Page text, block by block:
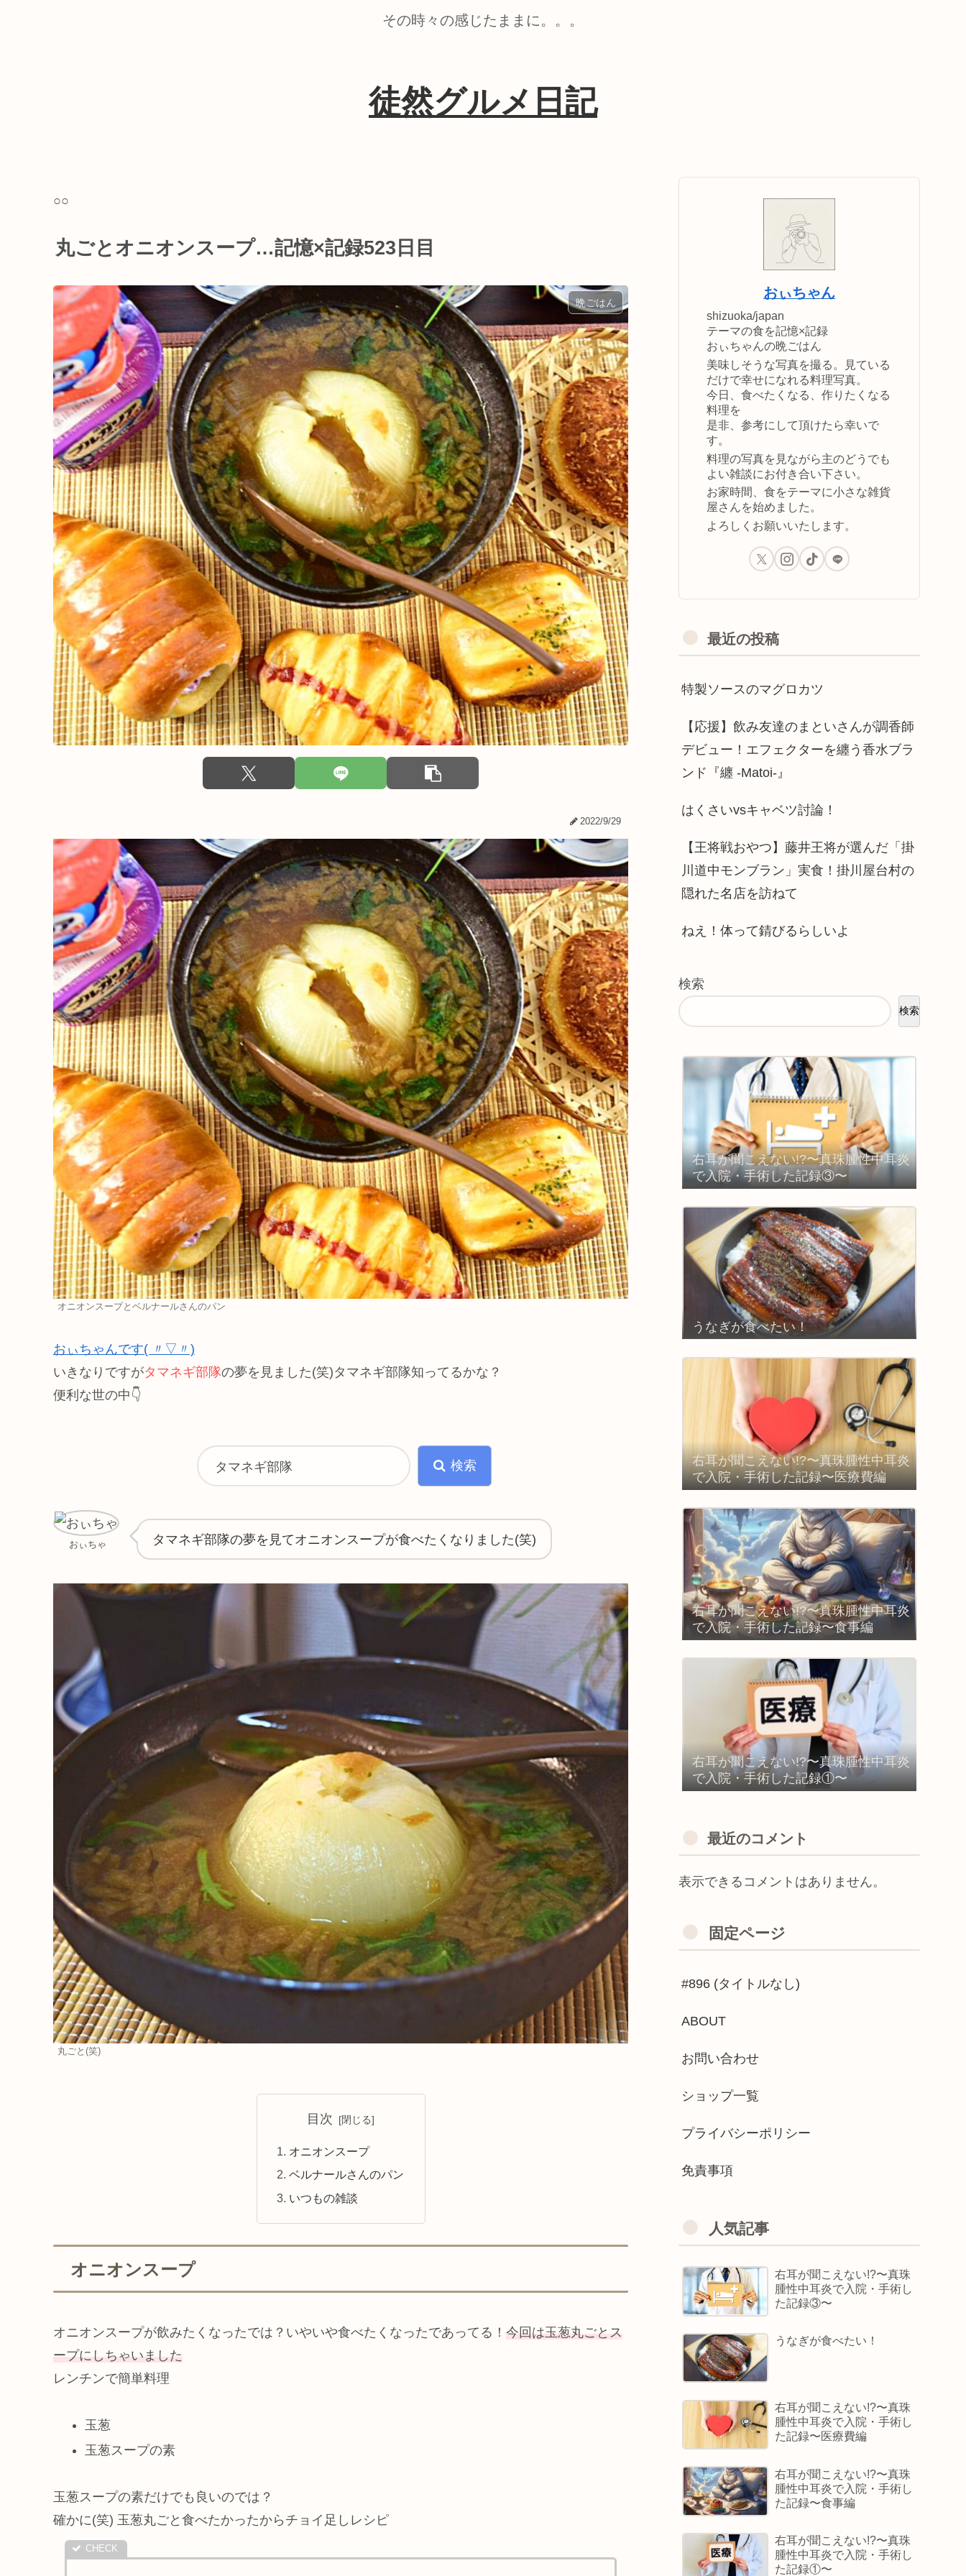
その時々の感じたままに。。。
徒然グルメ日記
○○
丸ごとオニオンスープ…記憶×記録523日目
晩ごはん
2022/9/29
オニオンスープとベルナールさんのパン
おぃちゃんです( 〃▽〃)
いきなりですがタマネギ部隊の夢を見ました(笑)タマネギ部隊知ってるかな？
便利な世の中👇️
タマネギ部隊 検索
おぃちゃ タマネギ部隊の夢を見てオニオンスープが食べたくなりました(笑)
丸ごと(笑)
目次
オニオンスープ
ベルナールさんのパン
いつもの雑談
オニオンスープ
オニオンスープが飲みたくなったでは？いやいや食べたくなったであってる！ 今回は玉葱丸ごとス
ープにしちゃいました
レンチンで簡単料理
玉葱
玉葱スープの素
玉葱スープの素だけでも良いのでは？
確かに(笑) 玉葱丸ごと食べたかったからチョイ足しレシピ
おぃちゃん
shizuoka/japan
テーマの食を記憶×記録
おぃちゃんの晩ごはん
美味しそうな写真を撮る。見ている
だけで幸せになれる料理写真。
今日、食べたくなる、作りたくなる
料理を
是非、参考にして頂けたら幸いで
す。
料理の写真を見ながら主のどうでも
よい雑談にお付き合い下さい。
お家時間、食をテーマに小さな雑貨
屋さんを始めました。
よろしくお願いいたします。
最近の投稿
特製ソースのマグロカツ
【応援】飲み友達のまといさんが調香師
デビュー！エフェクターを纏う香水ブラ
ンド『纏 -Matoi-』
はくさいvsキャベツ討論！
【王将戦おやつ】藤井王将が選んだ「掛
川道中モンブラン」実食！掛川屋台村の
隠れた名店を訪ねて
ねえ！体って錆びるらしいよ
検索
検索
右耳が聞こえない!?〜真珠腫性中耳炎
で入院・手術した記録③〜
うなぎが食べたい！
右耳が聞こえない!?〜真珠腫性中耳炎
で入院・手術した記録〜医療費編
右耳が聞こえない!?〜真珠腫性中耳炎
で入院・手術した記録〜食事編
右耳が聞こえない!?〜真珠腫性中耳炎
で入院・手術した記録①〜
最近のコメント
表示できるコメントはありません。
固定ページ
#896 (タイトルなし)
ABOUT
お問い合わせ
ショップ一覧
プライバシーポリシー
免責事項
人気記事
右耳が聞こえない!?〜真珠
腫性中耳炎で入院・手術し
た記録③〜
うなぎが食べたい！
右耳が聞こえない!?〜真珠
腫性中耳炎で入院・手術し
た記録〜医療費編
右耳が聞こえない!?〜真珠
腫性中耳炎で入院・手術し
た記録〜食事編
右耳が聞こえない!?〜真珠
腫性中耳炎で入院・手術し
た記録①〜